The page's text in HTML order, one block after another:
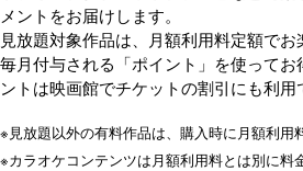
メントをお届けします。
見放題対象作品は、月額利用料定額でお
毎月付与される「ポイント」を使って
ントは映画館でチケットの割引にも利用
※見放題以外の有料作品は、購入時に月額利
※カラオケコンテンツは月額利用料とは別に料